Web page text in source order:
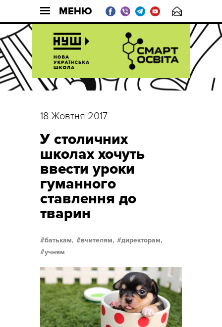
МЕНЮ
18 Жовтня 2017
У столичних
школах хочуть
ввести уроки
гуманного
ставлення до
тварин
батькам, вчителям,
директорам,
учням